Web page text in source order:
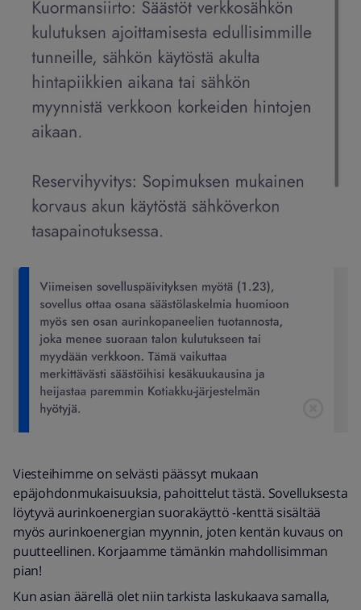
Viesteihimme on selvästi päässyt mukaan
epäjohdonmukaisuuksia, pahoittelut tästä. Sovelluksesta
löytyvä aurinkoenergian suorakäyttö -kenttä sisältää
myös aurinkoenergian myynnin, joten kentän kuvaus on
puutteellinen. Korjaamme tämänkin mahdollisimman
pian!
Kun asian äärellä olet niin tarkista laskukaava samalla,